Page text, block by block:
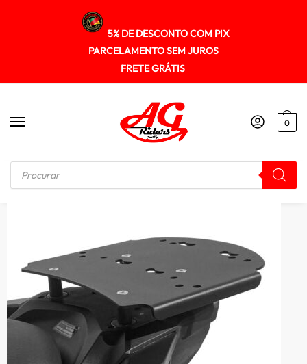
5% DE DESCONTO COM PIX
PARCELAMENTO SEM JUROS
FRETE GRÁTIS
0
Início / SUPORTE DE BAU Suporte Bau Superior Honda Sahara300 2024+ Spto548